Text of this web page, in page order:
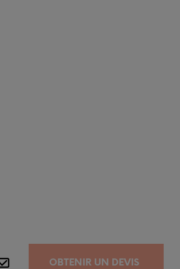
OBTENIR UN DEVIS